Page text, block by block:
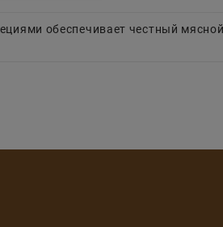
обеспечивает честный